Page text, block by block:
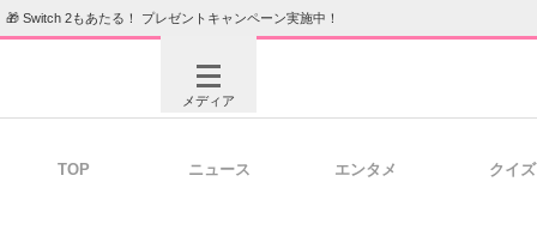
🎁 Switch 2もあたる！ プレゼントキャンペーン実施中！
メディア
TOP ニュース エンタメ クイズ